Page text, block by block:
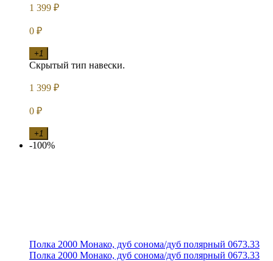
1 399 ₽
0 ₽
+1
Скрытый тип навески.
1 399 ₽
0 ₽
+1
-100%
Полка 2000 Монако, дуб сонома/дуб полярный 0673.33
Полка 2000 Монако, дуб сонома/дуб полярный 0673.33